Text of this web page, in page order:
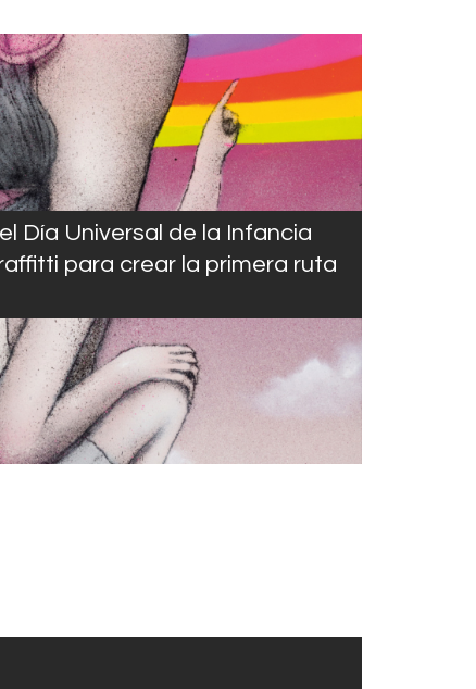
Día Universal de la Infancia
para crear la primera ruta